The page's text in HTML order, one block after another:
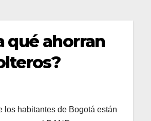
qué ahorran
los habitantes de Bogotá están